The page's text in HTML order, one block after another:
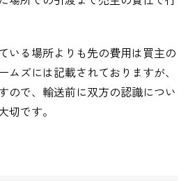
いる場所よりも先の費用は買主の
ムズには記載されておりますが、
ので、輸送前に双方の認識につい
切です。